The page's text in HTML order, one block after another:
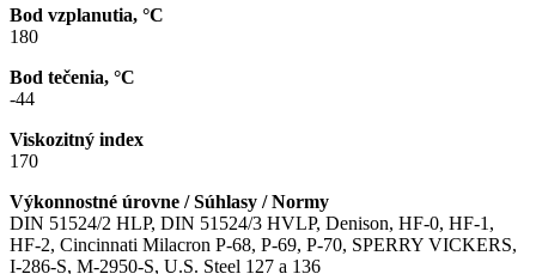
Bod vzplanutia, °C
180
Bod tečenia, °C
-44
Viskozitný index
170
Výkonnostné úrovne / Súhlasy / Normy
DIN 51524/2 HLP, DIN 51524/3 HVLP, Denison, HF-0, HF-1,
HF-2, Cincinnati Milacron P-68, P-69, P-70, SPERRY VICKERS,
I-286-S, M-2950-S, U.S. Steel 127 a 136